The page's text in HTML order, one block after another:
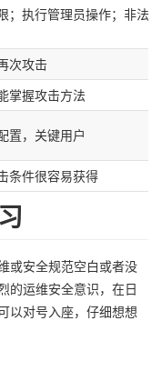
；执行管理员操作；非法
次攻击
掌握攻击方法
置，关键用户
条件很容易获得
或安全规范空白或者没
的运维安全意识，在日
以对号入座，仔细想想